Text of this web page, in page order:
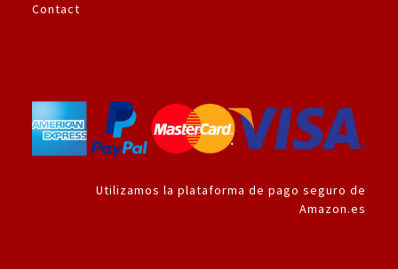
Contact
Utilizamos la plataforma de pago seguro de
Amazon.es